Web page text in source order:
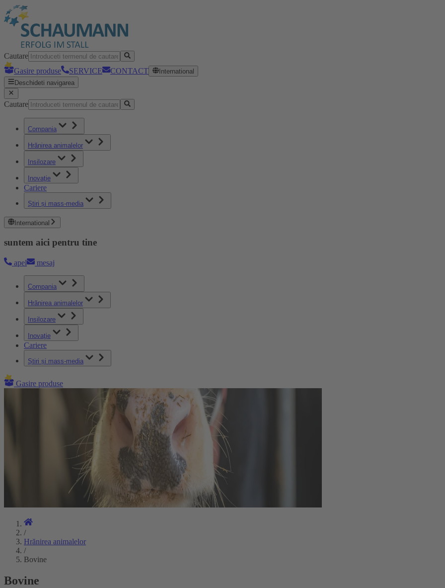
Cautare
Gasire produse
SERVICE CONTACT
International
Deschideti navigarea
Cautare
Compania
Hrănirea animalelor
Insilozare
Inovaţie
Cariere
Știri și mass-media
International
suntem aici pentru tine
apel mesaj
Compania
Hrănirea animalelor
Insilozare
Inovaţie
Cariere
Știri și mass-media
Gasire produse
/
Hrănirea animalelor
/
Bovine
Bovine